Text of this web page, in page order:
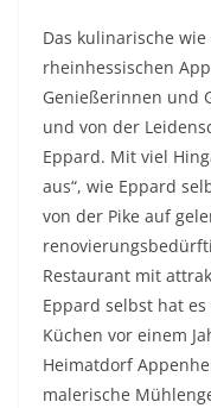
Das kulinarische
rheinhessischen
Genießerinnen und
und von der
Eppard. Mit viel
aus“, wie Eppard
von der Pike auf
Restaurant mit
Eppard selbst hat
Küchen vor einem
Heimatdorf
malerische